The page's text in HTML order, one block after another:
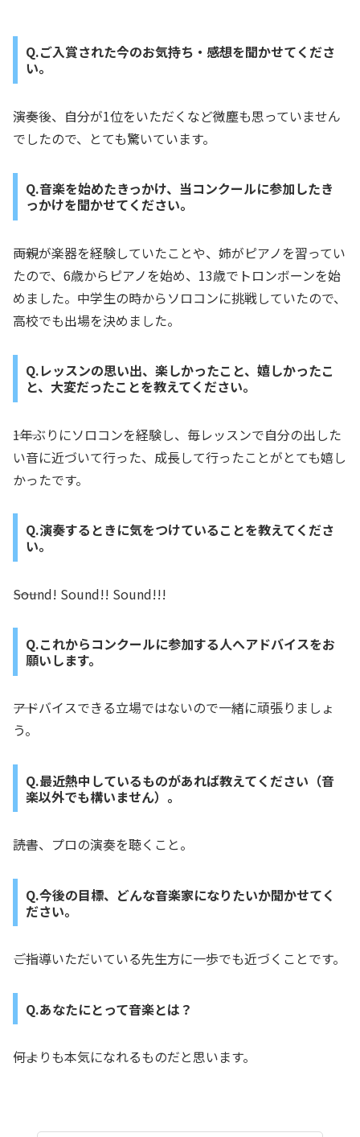
Q.ご入賞された今のお気持ち・感想を聞かせてくださ
い。
――演奏後、自分が1位をいただくなど微塵も思っていません
でしたので、とても驚いています。
Q.音楽を始めたきっかけ、当コンクールに参加したき
っかけを聞かせてください。
――両親が楽器を経験していたことや、姉がピアノを習ってい
たので、6歳からピアノを始め、13歳でトロンボーンを始
めました。中学生の時からソロコンに挑戦していたので、
高校でも出場を決めました。
Q.レッスンの思い出、楽しかったこと、嬉しかったこ
と、大変だったことを教えてください。
――1年ぶりにソロコンを経験し、毎レッスンで自分の出した
い音に近づいて行った、成長して行ったことがとても嬉し
かったです。
Q.演奏するときに気をつけていることを教えてくださ
い。
――Sound! Sound!! Sound!!!
Q.これからコンクールに参加する人へアドバイスをお
願いします。
――アドバイスできる立場ではないので一緒に頑張りましょ
う。
Q.最近熱中しているものがあれば教えてください（音
楽以外でも構いません）。
――読書、プロの演奏を聴くこと。
Q.今後の目標、どんな音楽家になりたいか聞かせてく
ださい。
――ご指導いただいている先生方に一歩でも近づくことです。
Q.あなたにとって音楽とは？
――何よりも本気になれるものだと思います。